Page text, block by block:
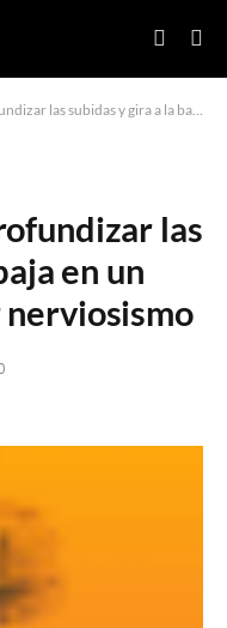
y gira a la baja en un contexto de mayor nerviosismo
las
en un